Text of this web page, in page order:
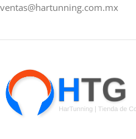
ventas@hartunning.com.mx